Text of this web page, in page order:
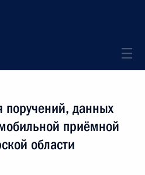
поручений, данных
приёмной
области